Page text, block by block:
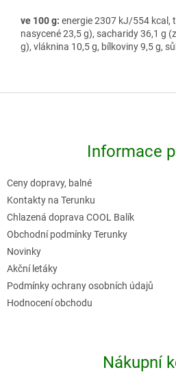
ve 100 g: energie 2307 kJ/554 kcal,
nasycené 23,5 g), sacharidy 36,1 g
g), vláknina 10,5 g, bílkoviny 9,5 g,
Informace
Ceny dopravy, balné
Kontakty na Terunku
Chlazená doprava COOL Balík
Obchodní podmínky Terunky
Novinky
Akční letáky
Podmínky ochrany osobních údajů
Hodnocení obchodu
Nákupní